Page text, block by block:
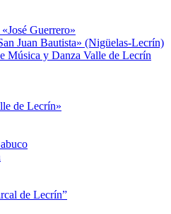
Guerrero»
Juan Bautista» (Nigüelas-Lecrín)
Música y Danza Valle de Lecrín
de Lecrín»
de Lecrín”